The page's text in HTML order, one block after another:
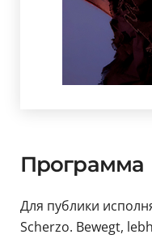
Программа
Для публики
Scherzo. Bewegt,